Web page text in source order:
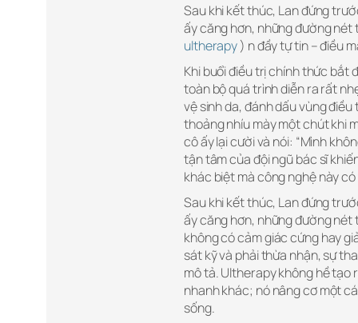
Sau khi kết thúc, Lan đứng
ấy căng hơn, những đường nét
ultherapy) n đầy tự tin – điều
Khi buổi điều trị chính thức bắt
toàn bộ quá trình diễn ra rất
vệ sinh da, đánh dấu vùng
thoảng nhíu mày một chút khi
cô ấy lại cười và nói: “Mình
tận tâm của đội ngũ bác sĩ
khác biệt mà công nghệ này
Sau khi kết thúc, Lan đứng
ấy căng hơn, những đường nét
không có cảm giác cứng hay
sát kỹ và phải thừa nhận, sự
mô tả. Ultherapy không hề tạo
nhanh khác; nó nâng cơ một
sống.